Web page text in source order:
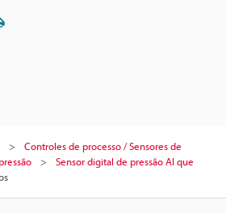
Controles de processo / Sensores de
Sensor digital de pressão AI que